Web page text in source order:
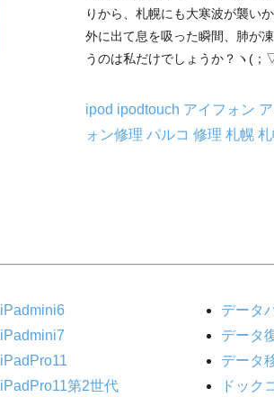
りから、札幌にも大寒波が襲い
外に出て息を吸った瞬間、肺が
うのは私だけでしょうか？ヽ(
ipod ipodtouch アイフォン
ォン修理 パルコ 修理 札幌
iPadmini6
iPadmini7
iPadPro11
iPadPro11第2世代
データ
データ
データ
ドック